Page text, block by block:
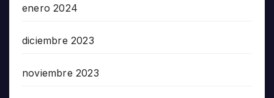
enero 2024
diciembre 2023
noviembre 2023